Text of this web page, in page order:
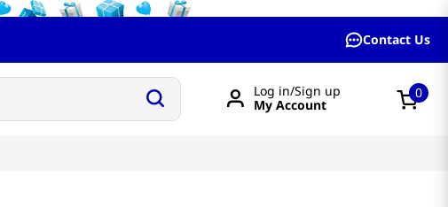
Contact Us
Log in/Sign up
My Account
0